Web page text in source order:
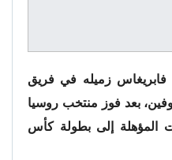
فابريغاس زميله في فريق
بعد فوز منتخب روسيا
المؤهلة إلى بطولة كأس